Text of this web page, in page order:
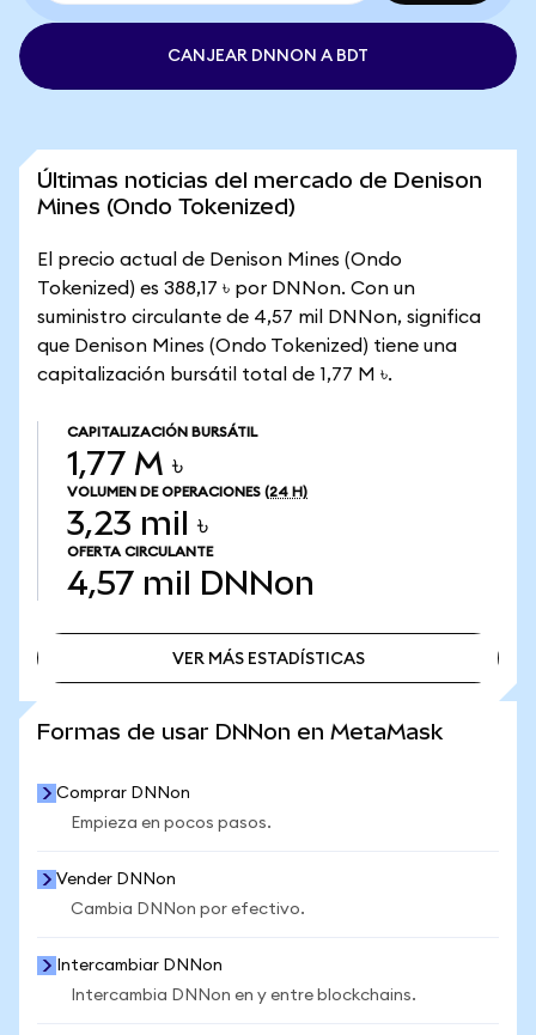
CANJEAR DNNON A BDT
Últimas noticias del mercado de Denison
Mines (Ondo Tokenized)
El precio actual de Denison Mines (Ondo
Tokenized) es 388,17 ৳ por DNNon. Con un
suministro circulante de 4,57 mil DNNon, significa
que Denison Mines (Ondo Tokenized) tiene una
capitalización bursátil total de 1,77 M ৳.
CAPITALIZACIÓN BURSÁTIL
1,77 M ৳
VOLUMEN DE OPERACIONES (24 H)
3,23 mil ৳
OFERTA CIRCULANTE
4,57 mil DNNon
VER MÁS ESTADÍSTICAS
Formas de usar DNNon en MetaMask
Comprar DNNon
Empieza en pocos pasos.
Vender DNNon
Cambia DNNon por efectivo.
Intercambiar DNNon
Intercambia DNNon en y entre blockchains.